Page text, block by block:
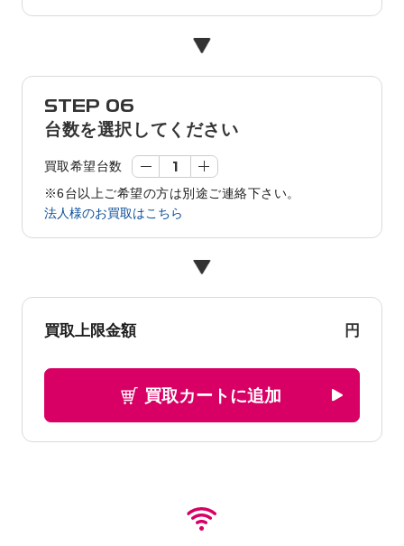
STEP 06
台数を選択してください
買取希望台数
※6台以上ご希望の方は別途ご連絡下さい。
法人様のお買取はこちら
買取上限金額 円
買取カートに追加